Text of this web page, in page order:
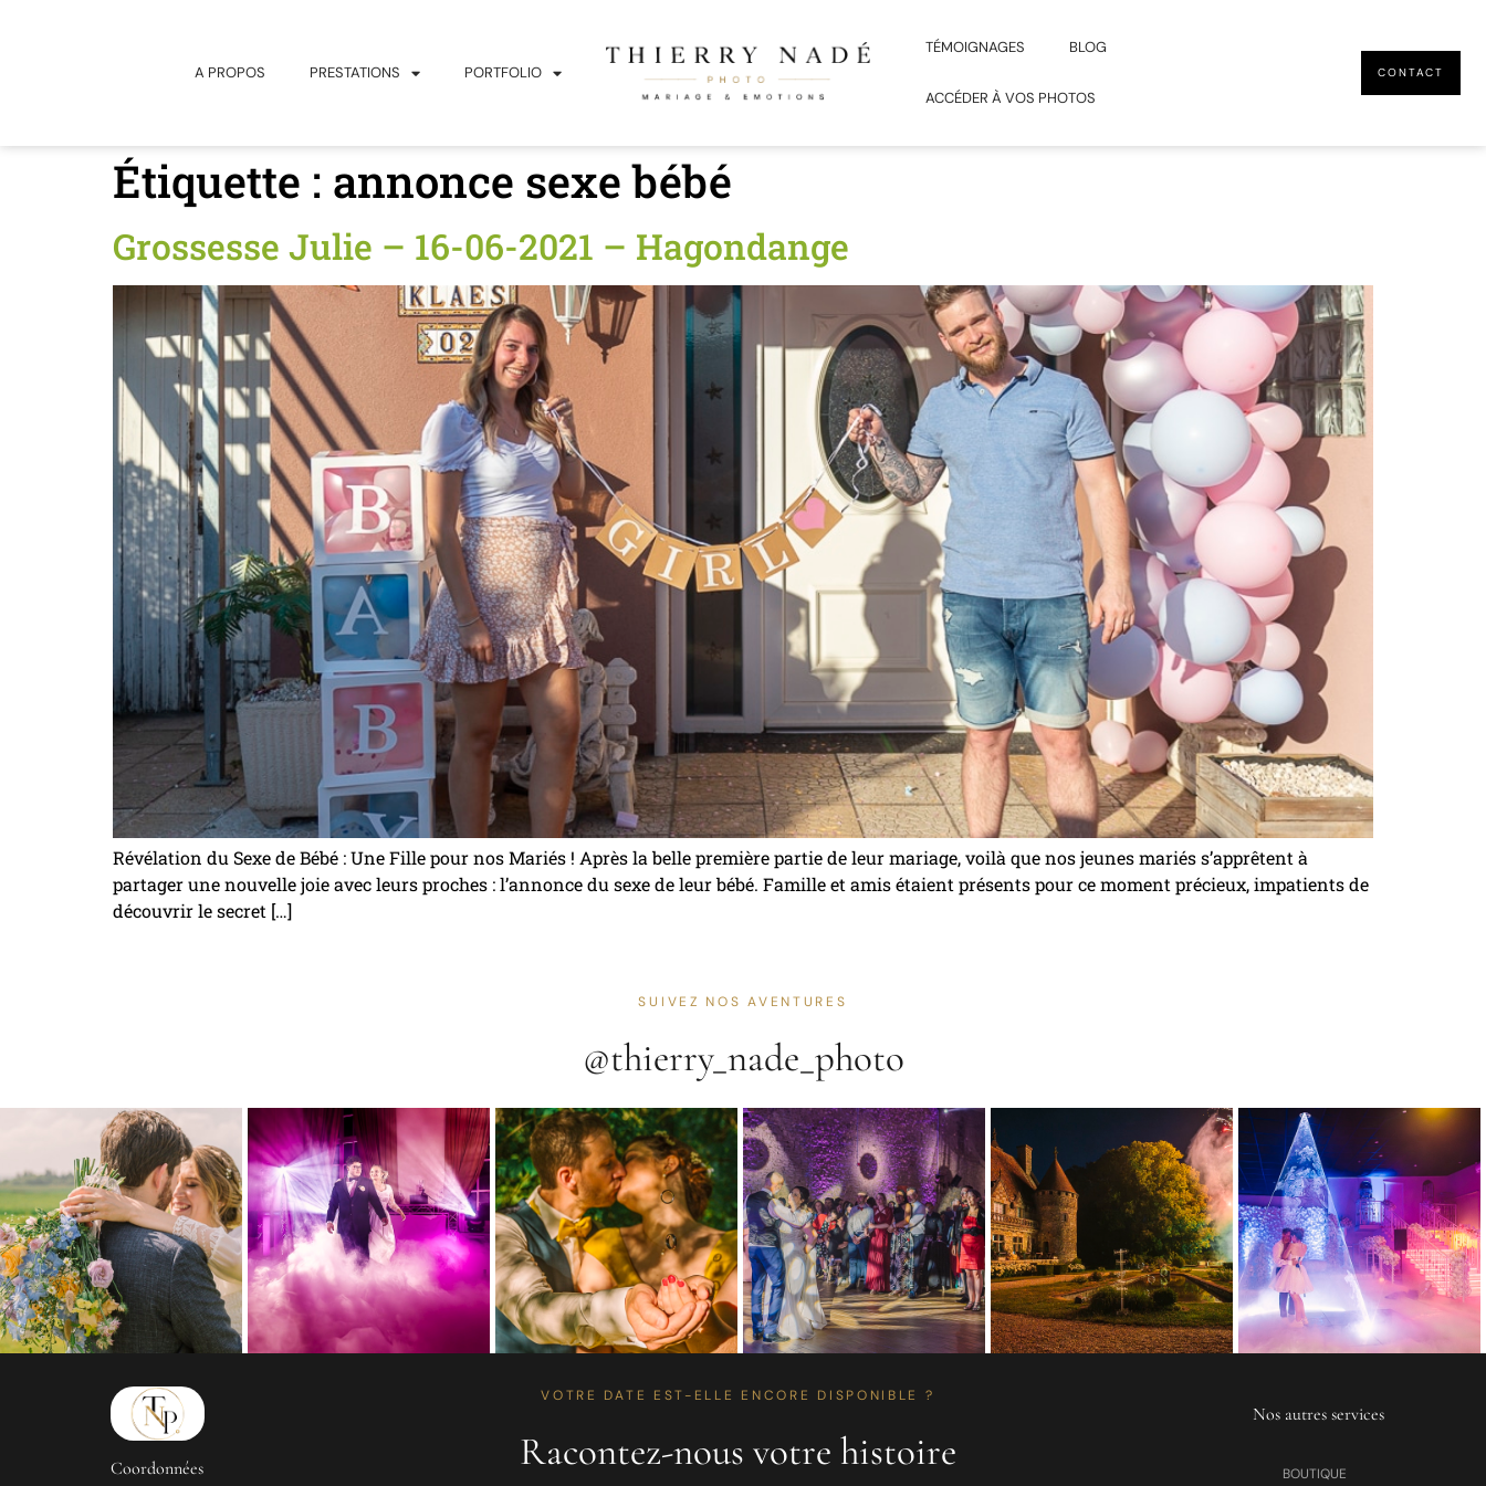
A PROPOS PRESTATIONS PORTFOLIO
TÉMOIGNAGES BLOG
ACCÉDER À VOS PHOTOS
CONTACT
Étiquette : annonce sexe bébé
Grossesse Julie – 16-06-2021 – Hagondange
Révélation du Sexe de Bébé : Une Fille pour nos Mariés ! Après la belle première partie de leur mariage, voilà que nos jeunes mariés s’apprêtent à
partager une nouvelle joie avec leurs proches : l’annonce du sexe de leur bébé. Famille et amis étaient présents pour ce moment précieux, impatients de
découvrir le secret […]
SUIVEZ NOS AVENTURES
@thierry_nade_photo
Coordonnées
VOTRE DATE EST-ELLE ENCORE DISPONIBLE ?
Racontez-nous votre histoire
Nos autres services
BOUTIQUE